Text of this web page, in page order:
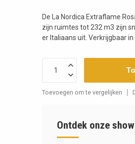
De La Nordica Extraflame
zijn ruimtes tot 232 m3 zijn
er Italiaans uit. Verkrijgbaar
Toevoegen om te vergelijken
Ontdek onze